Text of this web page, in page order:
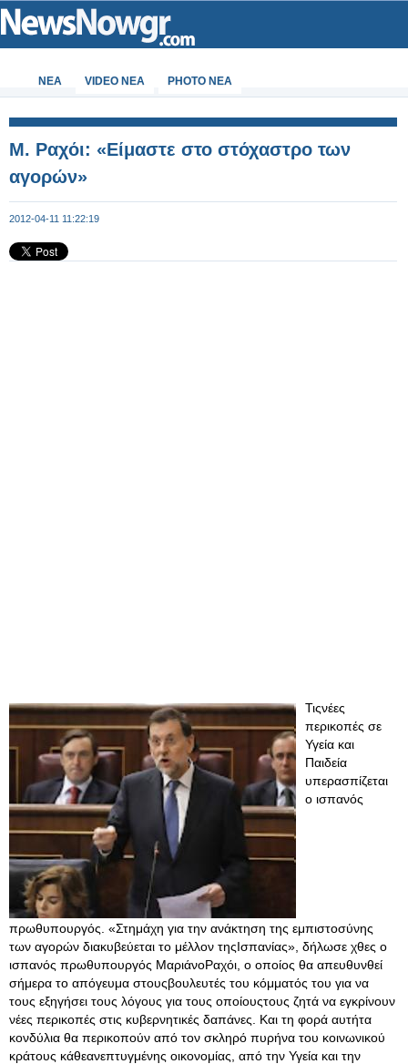
ΝΕΑ VIDEO NEA PHOTO NEA
Μ. Ραχόι: «Είμαστε στο στόχαστρο των
αγορών»
2012-04-11 11:22:19
Τιςνέες
περικοπές σε
Υγεία και
Παιδεία
υπερασπίζεται
ο ισπανός
πρωθυπουργός. «Στημάχη για την ανάκτηση της εμπιστοσύνης
των αγορών διακυβεύεται το μέλλον τηςΙσπανίας», δήλωσε χθες ο
ισπανός πρωθυπουργός ΜαριάνοΡαχόι, ο οποίος θα απευθυνθεί
σήμερα το απόγευμα στουςβουλευτές του κόμματός του για να
τους εξηγήσει τους λόγους για τους οποίουςτους ζητά να εγκρίνουν
νέες περικοπές στις κυβερνητικές δαπάνες. Και τη φορά αυτήτα
κονδύλια θα περικοπούν από τον σκληρό πυρήνα του κοινωνικού
κράτους κάθεανεπτυγμένης οικονομίας, από την Υγεία και την